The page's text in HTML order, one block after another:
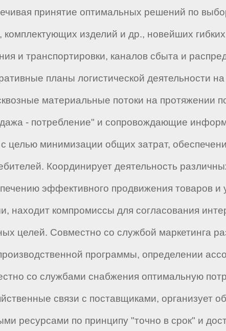
принятие оптимальных решений по
изделий и др., новейших
и транспортировки, каналов сбыта и
планы логистической деятельности на
материальные потоки на протяжении
- потребление" и сопровождающие
целью минимизации общих затрат,
Координирует деятельность
эффективного продвижения товаров и
находит компромиссы для согласования
целей. Совместно со службой маркетинга
программы, определении
со службами снабжения оптимальную
связи с поставщиками, организует
ресурсами по принципу "точно в срок" и